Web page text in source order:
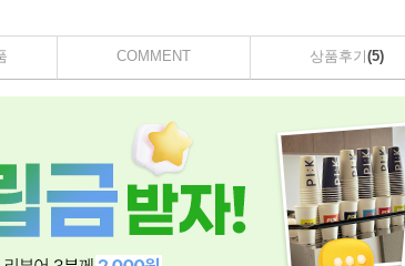
COMMENT 상품후기 (5)